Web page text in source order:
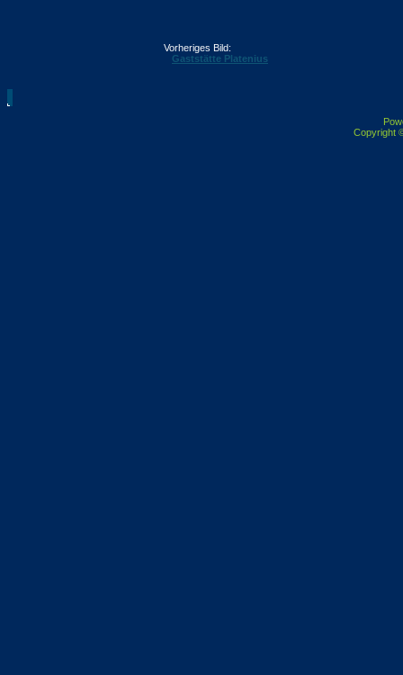
Vorheriges Bild:
Gaststätte Platenius
Copyright